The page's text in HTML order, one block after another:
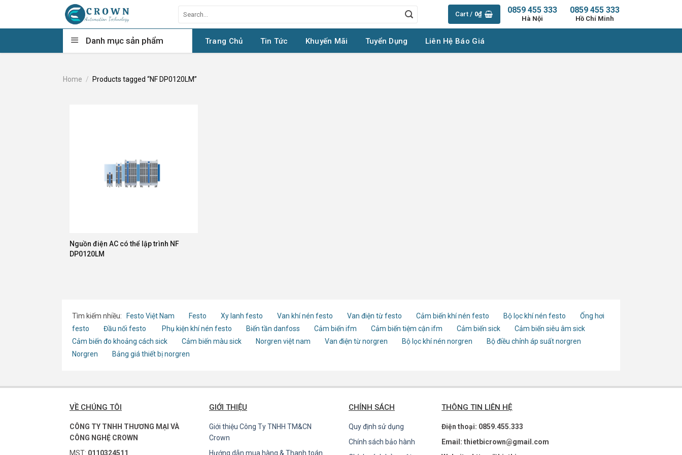
content
for:
Cart / 0₫ 0859 455 333
Hồ Chí Minh
0859 455 333
Hà Nội
Danh mục sản phẩm Trang Chủ Tin Tức Khuyến Mãi Tuyển Dụng Liên Hệ Báo Giá
Home / Products tagged “NF DP0120LM”
Nguồn điện AC có thể lập trình NF
DP0120LM
Tìm kiếm nhiều: Festo Việt Nam Festo Xy lanh festo Van khí nén festo Van điện từ festo Cảm biến khí nén festo Bộ lọc khí nén festo
Ống hơi
festo
Đầu nối festo Phụ kiện khí nén festo Biến tần danfoss Cảm biến ifm Cảm biến tiệm cận ifm Cảm biến sick
Cảm biến siêu âm sick
Cảm biến đo khoảng cách sick
Cảm biến màu sick Norgren việt nam Van điện từ norgren Bộ lọc khí nén norgren
Bộ điều chỉnh áp suất norgren
Norgren
Bảng giá thiết bị norgren
VỀ CHÚNG TÔI
CÔNG TY TNHH THƯƠNG MẠI VÀ
CÔNG NGHỆ CROWN
MST: 0110324511
GIỚI THIỆU
Giới thiệu Công Ty TNHH TM&CN
Crown
Hướng dẫn mua hàng & Thanh toán
CHÍNH SÁCH
Quy định sử dụng
Chính sách bảo hành
THÔNG TIN LIÊN HỆ
Điện thoại: 0859.455.333
Email: thietbicrown@gmail.com